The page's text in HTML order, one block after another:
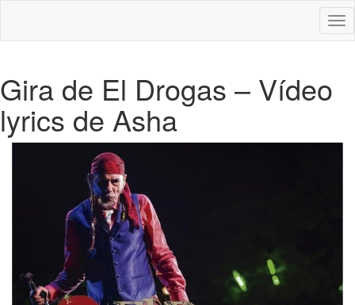
Gira de El Drogas – Vídeo
lyrics de Asha